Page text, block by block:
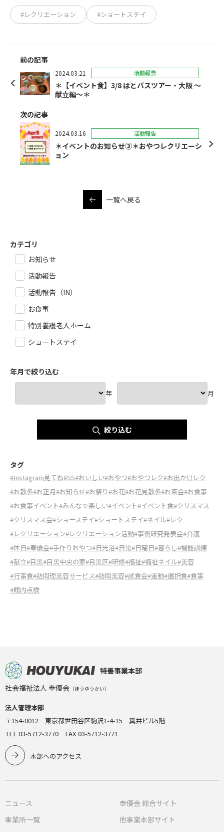
#レクリエーション #ショートステイ
前の記事
2024.03.21 活動報告
＊【イベント食】3/8 はとバスツアー・大阪 ～
献立編～＊
次の記事
2024.03.16 活動報告
＊イベントのお知らせ③＊おやつレクリエーシ
ョン
一覧へ戻る
カテゴリ
お知らせ
活動報告
活動報告（IN）
お食事
特別養護老人ホーム
ショートステイ
年月で絞り込む
年 月
絞り込む
タグ
#Instagram見てね#SS#おいしい#おやつ#おやつレク#お出かけレク
#お散歩#お正月#お知らせ#お祭り#お花#お花見散歩#お茶会#お食事
#お食事イベント#みんなで楽しい#イベント#イベント食#クリスマス
#クリスマス会#ショーステイ#ショートステイ#ネイル#レク
#レクリエーション#レクリエーション活動#事例研究発表会#介護
#休日#奉優会#手作りおやつ#日光浴#日常#日曜日#暮らし#機能訓練
#献立#目黒#目黒中央の家#目黒区#研修#福祉#福祉ネイル#美容
#行事食#訪問理美容サービス#訪問美容#試食会#運動#選択食#食事
#館内点検
特養事業本部
社会福祉法人 奉優会 （ほうゆうかい）
法人管理本部
〒154-0012 東京都世田谷区駒沢1-4-15 真井ビル5階
TEL 03-5712-3770 FAX 03-5712-3771
本部へのアクセス
ニュース
事業所一覧
奉優会 総合サイト
他事業本部サイト